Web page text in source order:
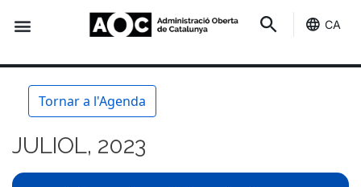
CA
Tornar a l'Agenda
JULIOL, 2023